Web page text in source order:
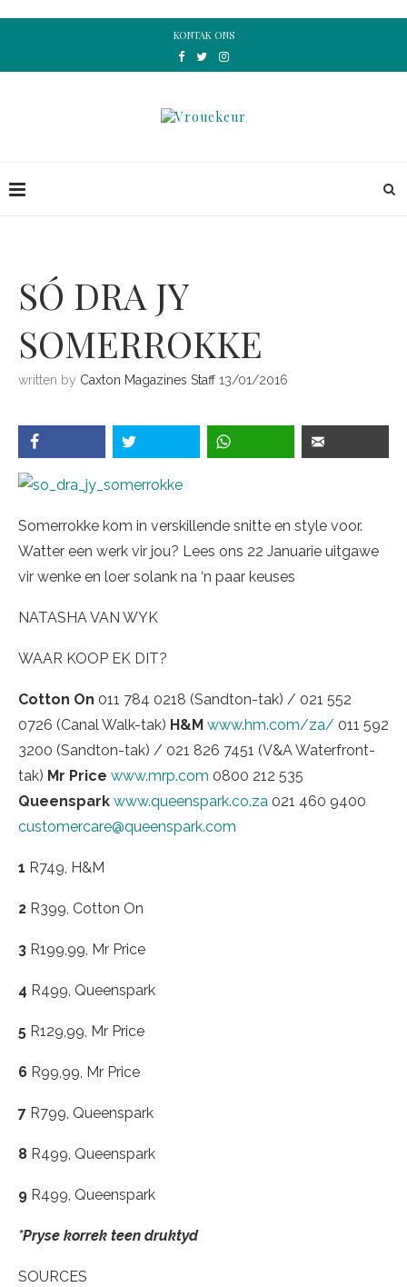
KONTAK ONS
SÓ DRA JY
SOMERROKKE
written by Caxton Magazines Staff 13/01/2016
Somerrokke kom in verskillende snitte en style voor.
Watter een werk vir jou? Lees ons 22 Januarie uitgawe
vir wenke en loer solank na ‘n paar keuses
NATASHA VAN WYK
WAAR KOOP EK DIT?
Cotton On 011 784 0218 (Sandton-tak) / 021 552
0726 (Canal Walk-tak) H&M www.hm.com/za/ 011 592
3200 (Sandton-tak) / 021 826 7451 (V&A Waterfront-
tak) Mr Price www.mrp.com 0800 212 535
Queenspark www.queenspark.co.za 021 460 9400
customercare@queenspark.com
1 R749, H&M
2 R399, Cotton On
3 R199,99, Mr Price
4 R499, Queenspark
5 R129,99, Mr Price
6 R99,99, Mr Price
7 R799, Queenspark
8 R499, Queenspark
9 R499, Queenspark
*Pryse korrek teen druktyd
SOURCES